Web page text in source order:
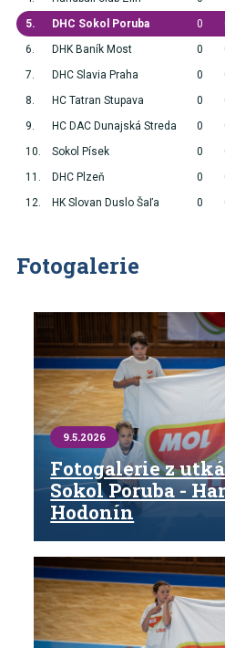
5.
DHC Sokol Poruba 0
6.
DHK Baník Most 0
7.
DHC Slavia Praha 0
8.
HC Tatran Stupava 0
9.
HC DAC Dunajská Streda 0
10.
Sokol Písek 0
11.
DHC Plzeň 0
12.
HK Slovan Duslo Šaľa 0
Fotogalerie
9.5.2026
Fotogalerie z
Sokol Poruba -
Hodonín